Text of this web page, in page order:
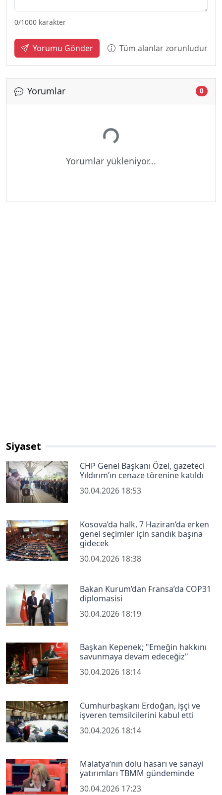
0/1000 karakter
Yorumu Gönder Tüm alanlar zorunludur
Yorumlar 0
Yükleniyor...
Yorumlar yükleniyor...
Siyaset
CHP Genel Başkanı Özel, gazeteci
Yıldırım’ın cenaze törenine katıldı
30.04.2026 18:53
Kosova’da halk, 7 Haziran’da erken
genel seçimler için sandık başına
gidecek
30.04.2026 18:38
Bakan Kurum’dan Fransa’da COP31
diplomasisi
30.04.2026 18:19
Başkan Kepenek; "Emeğin hakkını
savunmaya devam edeceğiz"
30.04.2026 18:14
Cumhurbaşkanı Erdoğan, işçi ve
işveren temsilcilerini kabul etti
30.04.2026 18:14
Malatya’nın dolu hasarı ve sanayi
yatırımları TBMM gündeminde
30.04.2026 17:23